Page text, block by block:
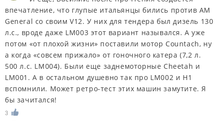
впечатление, что глупые итальянцы бились против AM
General со своим V12. У них для тендера был дизель 130
л.с., вроде даже LM003 этот вариант назывался. А уже
потом «от плохой жизни» поставили мотор Countach, ну
а когда «совсем прижало» от гоночного катера (7,2 л.
500 л.с. LM004). Были еще заднемоторные Cheetah и
LM001. А в остальном душевно так про LM002 и Н1
вспомнили. Может ретро-тест этих машин замутите. Я
бы зачитался!
3